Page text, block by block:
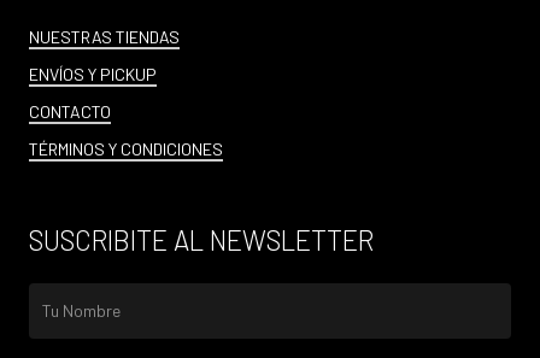
NUESTRAS TIENDAS
ENVÍOS Y PICKUP
CONTACTO
TÉRMINOS Y CONDICIONES
SUSCRIBITE AL NEWSLETTER